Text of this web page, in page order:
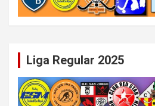
Liga Regular 2025